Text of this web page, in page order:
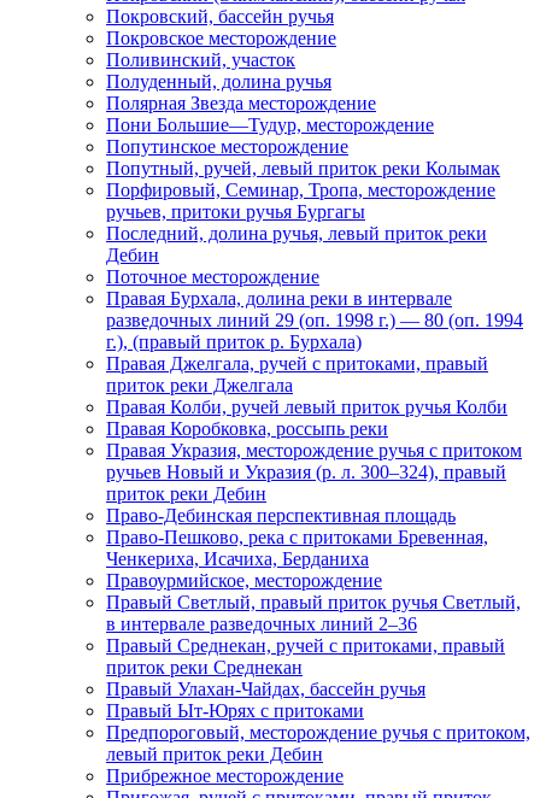
Покровский, бассейн ручья
Покровское месторождение
Поливинский, участок
Полуденный, долина ручья
Полярная Звезда месторождение
Пони Большие—Тудур, месторождение
Попутинское месторождение
Попутный, ручей, левый приток реки Колымак
Порфировый, Семинар, Тропа, месторождение
ручьев, притоки ручья Бургагы
Последний, долина ручья, левый приток реки
Дебин
Поточное месторождение
Правая Бурхала, долина реки в интервале
разведочных линий 29 (оп. 1998 г.) — 80 (оп. 1994
г.), (правый приток р. Бурхала)
Правая Джелгала, ручей с притоками, правый
приток реки Джелгала
Правая Колби, ручей левый приток ручья Колби
Правая Коробковка, россыпь реки
Правая Укразия, месторождение ручья с притоком
ручьев Новый и Укразия (р. л. 300–324), правый
приток реки Дебин
Право-Дебинская перспективная площадь
Право-Пешково, река с притоками Бревенная,
Ченкериха, Исачиха, Берданиха
Правоурмийское, месторождение
Правый Светлый, правый приток ручья Светлый,
в интервале разведочных линий 2–36
Правый Среднекан, ручей с притоками, правый
приток реки Среднекан
Правый Улахан-Чайдах, бассейн ручья
Правый Ыт-Юрях с притоками
Предпороговый, месторождение ручья с притоком,
левый приток реки Дебин
Прибрежное месторождение